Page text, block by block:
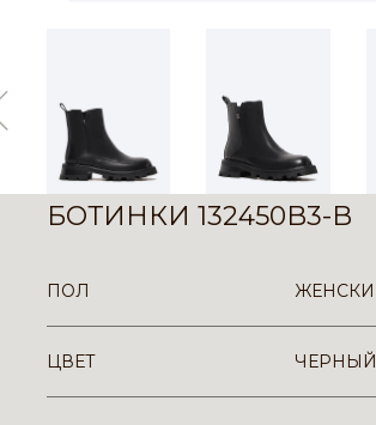
БОТИНКИ 132450B3-B
ПОЛ
ЦВЕТ ЧЕРНЫЙ